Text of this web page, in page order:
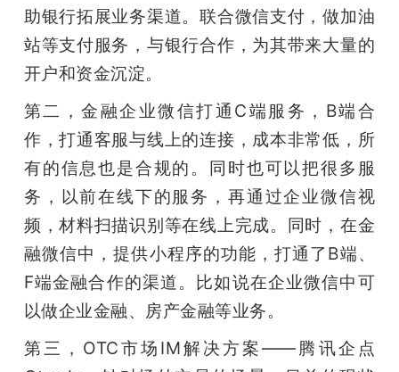
助银行拓展业务渠道。联合微信支付，做加油
站等支付服务，与银行合作，为其带来大量的
开户和资金沉淀。
第二，金融企业微信打通C端服务，B端合
作，打通客服与线上的连接，成本非常低，所
有的信息也是合规的。同时也可以把很多服
务，以前在线下的服务，再通过企业微信视
频，材料扫描识别等在线上完成。同时，在金
融微信中，提供小程序的功能，打通了B端、
F端金融合作的渠道。比如说在企业微信中可
以做企业金融、房产金融等业务。
第三，OTC市场IM解决方案——腾讯企点